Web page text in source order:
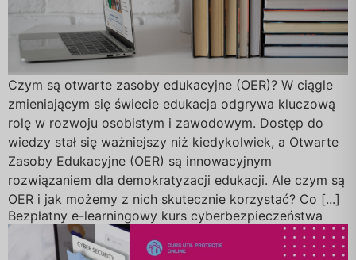
Czym są otwarte zasoby edukacyjne (OER)? W ciągle
zmieniającym się świecie edukacja odgrywa kluczową
rolę w rozwoju osobistym i zawodowym. Dostęp do
wiedzy stał się ważniejszy niż kiedykolwiek, a Otwarte
Zasoby Edukacyjne (OER) są innowacyjnym
rozwiązaniem dla demokratyzacji edukacji. Ale czym są
OER i jak możemy z nich skutecznie korzystać? Co [...]
Bezpłatny e-learningowy kurs cyberbezpieczeństwa